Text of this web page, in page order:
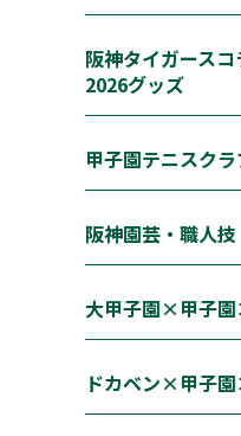
阪神タイガース
2026グッズ
甲子園テニスク
阪神園芸・職人技
大甲子園×甲子園
ドカベン×甲子